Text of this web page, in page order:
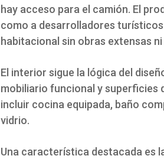
hay acceso para el camión. El
como a desarrolladores
habitacional sin obras extensas
El interior sigue la lógica del
mobiliario funcional y superficies
incluir cocina equipada, baño
vidrio.
Una característica destacada es